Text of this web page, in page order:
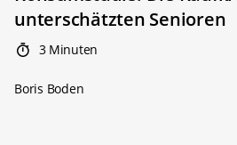
unterschätzten Senioren
3 Minuten
Boris Boden